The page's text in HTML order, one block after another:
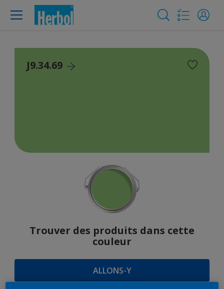
J9.34.69
Trouver des produits dans cette
couleur
ALLONS-Y